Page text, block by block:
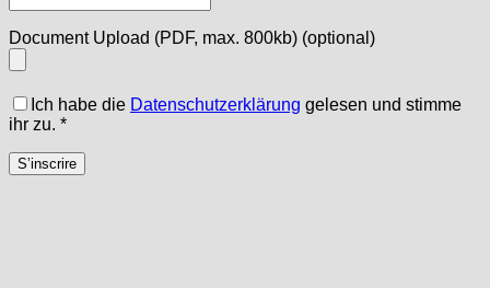
Document Upload (PDF, max. 800kb) (optional)
Ich habe die Datenschutzerklärung gelesen und stimme
ihr zu. *
S’inscrire